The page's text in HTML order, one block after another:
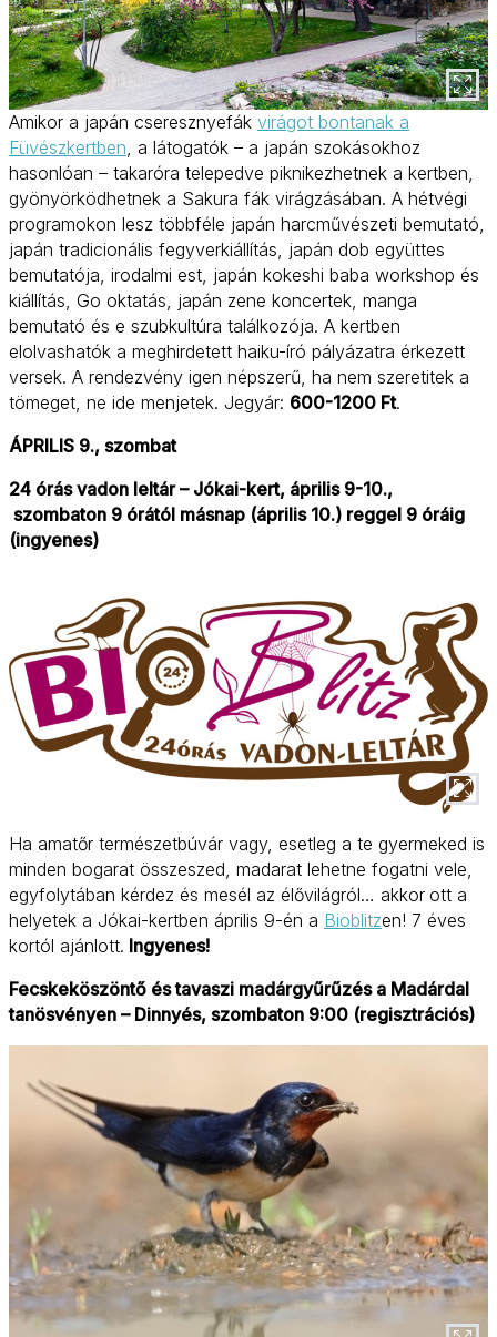
Amikor a japán cseresznyefák virágot bontanak a
Füvészkertben , a látogatók – a japán szokásokhoz
hasonlóan – takaróra telepedve piknikezhetnek a kertben,
gyönyörködhetnek a Sakura fák virágzásában. A hétvégi
programokon lesz többféle japán harcművészeti bemutató,
japán tradicionális fegyverkiállítás, japán dob együttes
bemutatója, irodalmi est, japán kokeshi baba workshop és
kiállítás, Go oktatás, japán zene koncertek, manga
bemutató és e szubkultúra találkozója. A kertben
elolvashatók a meghirdetett haiku-író pályázatra érkezett
versek. A rendezvény igen népszerű, ha nem szeretitek a
tömeget, ne ide menjetek. Jegyár: 600-1200 Ft.
ÁPRILIS 9., szombat
24 órás vadon leltár – Jókai-kert, április 9-10.,
szombaton 9 órától másnap (április 10.) reggel 9 óráig
(ingyenes)
Ha amatőr természetbúvár vagy, esetleg a te gyermeked is
minden bogarat összeszed, madarat lehetne fogatni vele,
egyfolytában kérdez és mesél az élővilágról… akkor ott a
helyetek a Jókai-kertben április 9-én a Bioblitzen! 7 éves
kortól ajánlott. Ingyenes!
Fecskeköszöntő és tavaszi madárgyűrűzés a Madárdal
tanösvényen – Dinnyés, szombaton 9:00 (regisztrációs)